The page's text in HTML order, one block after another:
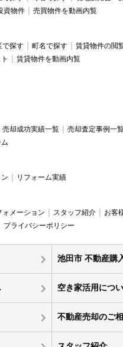
資物件 売買物件を動画内覧
で探す 町名で探す
賃貸物件の閲
賃貸物件を動画内覧
売却成功実績一覧
売却査定事例一
リフォーム実績
ォメーション スタッフ紹介
お客
プライバシーポリシー
池田市 不動産購
空き家活用につ
不動産売却のご